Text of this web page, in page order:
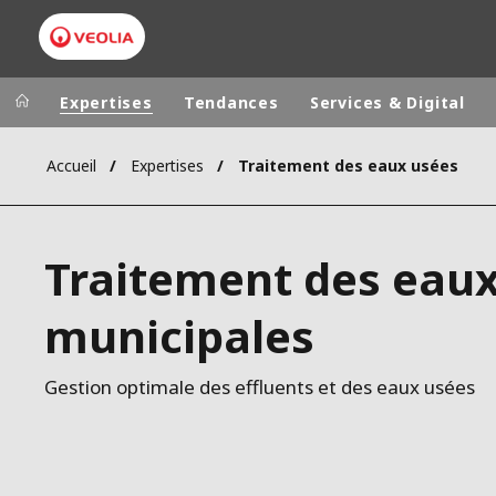
Dans le monde Sites pays
AMÉRIQUE
Expertises Tendances Services & Digital
Accueil Expertises Traitement des eaux usées
Traitement des
municipales
Gestion optimale des effluents et des eaux usées